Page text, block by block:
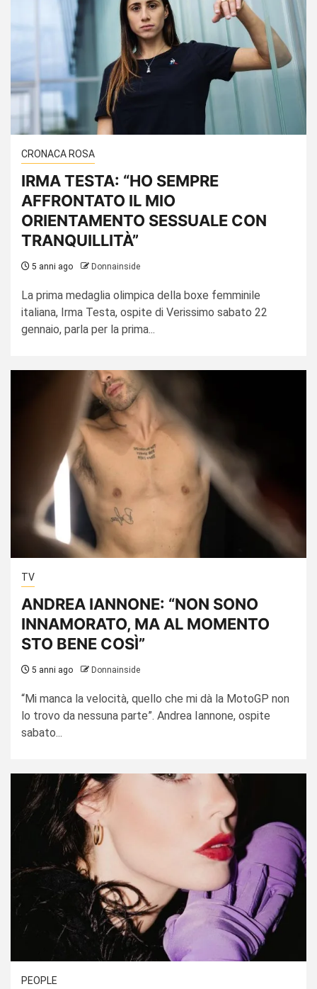
CRONACA ROSA
IRMA TESTA: “HO SEMPRE
AFFRONTATO IL MIO
ORIENTAMENTO SESSUALE CON
TRANQUILLITÀ”
5 anni ago Donnainside
La prima medaglia olimpica della boxe femminile
italiana, Irma Testa, ospite di Verissimo sabato 22
gennaio, parla per la prima...
TV
ANDREA IANNONE: “NON SONO
INNAMORATO, MA AL MOMENTO
STO BENE COSÌ”
5 anni ago Donnainside
“Mi manca la velocità, quello che mi dà la MotoGP non
lo trovo da nessuna parte”. Andrea Iannone, ospite
sabato...
PEOPLE